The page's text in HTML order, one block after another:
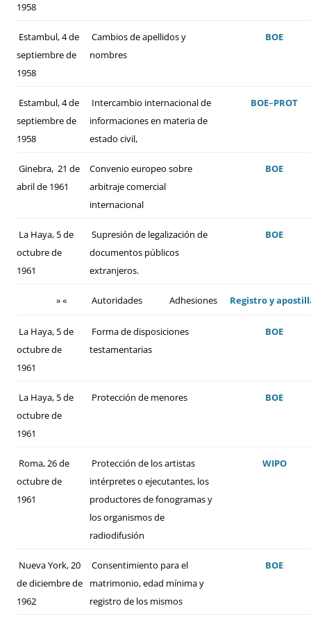
1958
Estambul, 4 de
septiembre de
1958
Cambios de apellidos y
nombres
BOE
Estambul, 4 de
septiembre de
1958
Intercambio internacional de
informaciones en materia de
estado civil,
BOE–PROT
Ginebra, 21 de
abril de 1961
Convenio europeo sobre
arbitraje comercial
internacional
BOE
La Haya, 5 de
octubre de
1961
Supresión de legalización de
documentos públicos
extranjeros.
BOE
» « Autoridades Adhesiones Registro y
La Haya, 5 de
octubre de
1961
Forma de disposiciones
testamentarias
BOE
La Haya, 5 de
octubre de
1961
Protección de menores BOE
Roma, 26 de
octubre de
1961
Protección de los artistas
intérpretes o ejecutantes, los
productores de fonogramas y
los organismos de
radiodifusión
WIPO
Nueva York, 20
de diciembre de
1962
Consentimiento para el
matrimonio, edad mínima y
registro de los mismos
BOE